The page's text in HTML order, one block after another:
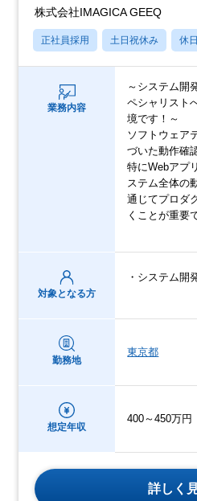
株式会社IMAGICA GEEQ
正社員採用 土日祝休み 休
業務内容
～システム開
ペシャリスト
境です！～
ソフトウェア
づいた動作確
特にWebアプ
ステム全体の
通じてプロダ
くことが重要
対象となる方
・システム
勤務地
東京都
想定年収
400～450万円
詳しく